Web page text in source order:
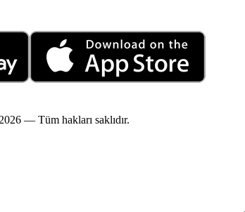
2026 — Tüm hakları saklıdır.